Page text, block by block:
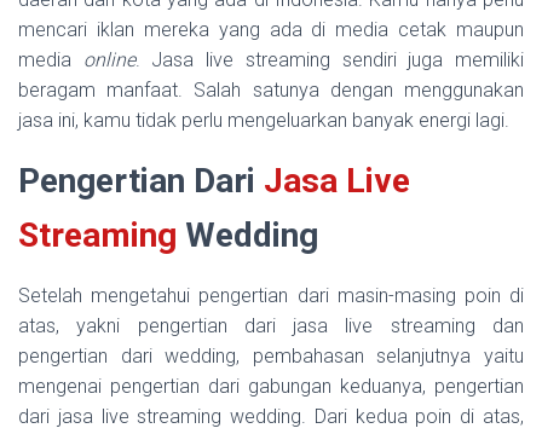
mencari iklan mereka yang ada di media cetak maupun
media online. Jasa live streaming sendiri juga memiliki
beragam manfaat. Salah satunya dengan menggunakan
jasa ini, kamu tidak perlu mengeluarkan banyak energi lagi.
Pengertian Dari Jasa Live
Streaming Wedding
Setelah mengetahui pengertian dari masin-masing poin di
atas, yakni pengertian dari jasa live streaming dan
pengertian dari wedding, pembahasan selanjutnya yaitu
mengenai pengertian dari gabungan keduanya, pengertian
dari jasa live streaming wedding. Dari kedua poin di atas,